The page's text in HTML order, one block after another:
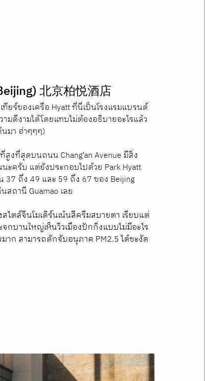
北京柏悦酒店
ยร์ของเครือ Hyatt ที่นี่เป็นโรงแรมแบรนด์
มดีงามได้โดยแทบไม่ต้องอธิบายอะไรแล้ว
มา ฮ่าๆๆๆ)
งที่สุดบนถนน Chang’an Avenue มีสิ่ง
ะครับ แต่ยังประกอบไปด้วย Park Hyatt
37 ถึง 49 และ 59 ถึง 67 ของ Beijing
ถานี Guamao เลย
ตล์จีนโมเดิร์นเน้นสีครีมสบายตา เรียบแต่
บานใหญ่เห็นวิวเมืองปักกิ่งแบบไม่มีอะไร
าก สามารถดักจับอนุภาค PM2.5 ได้ชะงัด